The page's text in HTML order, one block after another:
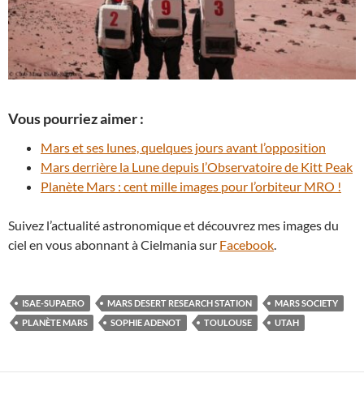
Vous pourriez aimer :
Mars et ses lunes, quelques jours avant l’opposition
Mars derrière la Lune depuis l’Observatoire de Kitt Peak
Planète Mars : cent mille images pour l’orbiteur MRO !
Suivez l’actualité astronomique et découvrez mes images du
ciel en vous abonnant à Cielmania sur Facebook.
ISAE-SUPAERO MARS DESERT RESEARCH STATION
MARS SOCIETY
PLANÈTE MARS
SOPHIE ADENOT TOULOUSE UTAH